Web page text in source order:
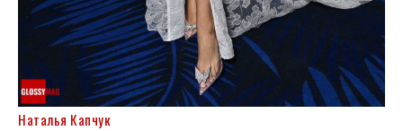
Наталья Капчук